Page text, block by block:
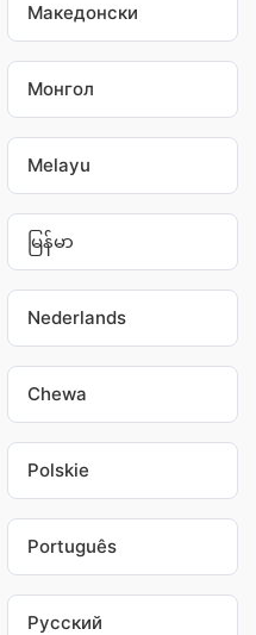
Македонски
Монгол
Melayu
မြန်မာ
Nederlands
Chewa
Polskie
Português
Pусский